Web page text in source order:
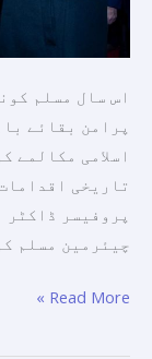
اس سال مسلم
پرامن بقائے
اسلامی مکالمے
تاریخی
پروفیسر ڈاکٹر
چیئرمین مسلم
اسلامی
مکالمے
فروغ
دینے
کے
لیے
تعمیری
کوششیں۔
Read More »